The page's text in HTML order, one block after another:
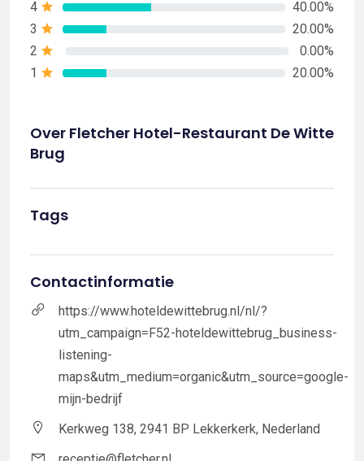
4
40.00%
3
20.00%
2
0.00%
1
20.00%
Over Fletcher Hotel-Restaurant De Witte
Brug
Tags
Contactinformatie
https://www.hoteldewittebrug.nl/nl/?
utm_campaign=F52-hoteldewittebrug_business-
listening-
maps&utm_medium=organic&utm_source=google-
mijn-bedrijf
Kerkweg 138, 2941 BP Lekkerkerk, Nederland